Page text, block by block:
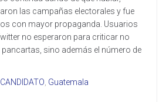
las campañas electorales y fue
con mayor propaganda. Usuarios
no esperaron para criticar no
sino además el número de
CANDIDATO Guatemala